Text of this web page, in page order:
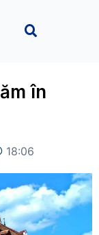
în
18:06